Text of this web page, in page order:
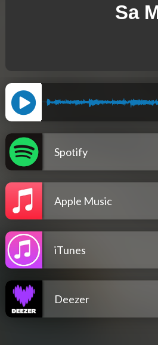
Sa
Spotify
Apple Music
iTunes
Deezer